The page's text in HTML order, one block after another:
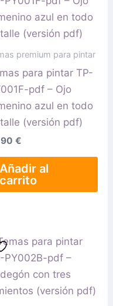
premium para pintar
para pintar TP-
pdf – Ojo
azul en todo
(versión pdf)
€
Añadir al
carrito